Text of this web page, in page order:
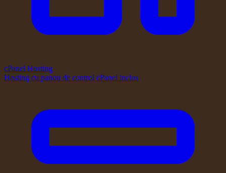
cPanel Hosting
Hosting cu panou de control cPanel inclus